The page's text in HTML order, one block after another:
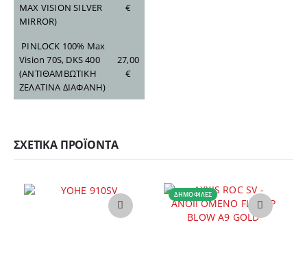
MAX VISION SILVER
MIRROR)
€
PINLOCK 100% Max
Vision 70S, DKS 400
(ΑΝΤΙΘΑΜΒΩΤΙΚΗ
ΖΕΛΑΤΙΝΑ ΔΙΑΦΑΝΗ)
27,00
€
ΣΧΕΤΙΚΆ ΠΡΟΪΌΝΤΑ
Αυτό το προϊόν έχει πολλαπλές παραλλαγές. Οι επιλογές μπορούν να επιλεγούν στη σελίδα του προϊόντος ΔΗΜΟΦΙΛΈΣ
Αυτό το προϊόν έχει πολλαπλές παραλλαγές. Οι επιλογές μπορούν να επιλεγούν στη σελίδα του προϊόντος